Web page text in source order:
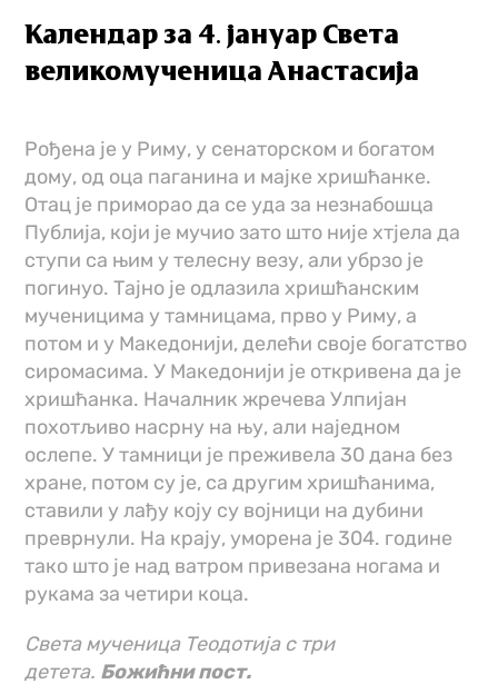
Календар за 4. јануар Света
великомученица Анастасија
Рођена је у Риму, у сенаторском и богатом
дому, од оца паганина и мајке хришћанке.
Отац је приморао да се уда за незнабошца
Публија, који је мучио зато што није хтјела да
ступи са њим у телесну везу, али убрзо је
погинуо. Тајно је одлазила хришћанским
мученицима у тамницама, прво у Риму, а
потом и у Македонији, делећи своје богатство
сиромасима. У Македонији је откривена да је
хришћанка. Началник жречева Улпијан
похотљиво насрну на њу, али наједном
ослепе. У тамници је преживела 30 дана без
хране, потом су је, са другим хришћанима,
ставили у лађу коју су војници на дубини
преврнули. На крају, уморена је 304. године
тако што је над ватром привезана ногама и
рукама за четири коца.
Света мученица Теодотија с три
детета. Божићни пост.